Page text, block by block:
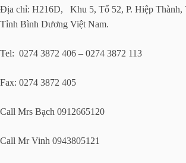
Địa chỉ: H216D, Khu 5, Tổ 52, P. Hiệp Thành,
Tỉnh Bình Dương Việt Nam.
Tel: 0274 3872 406 – 0274 3872
Fax: 0274 3872 405
Call Mrs Bạch 0912665120
Call Mr Vinh 0943805121